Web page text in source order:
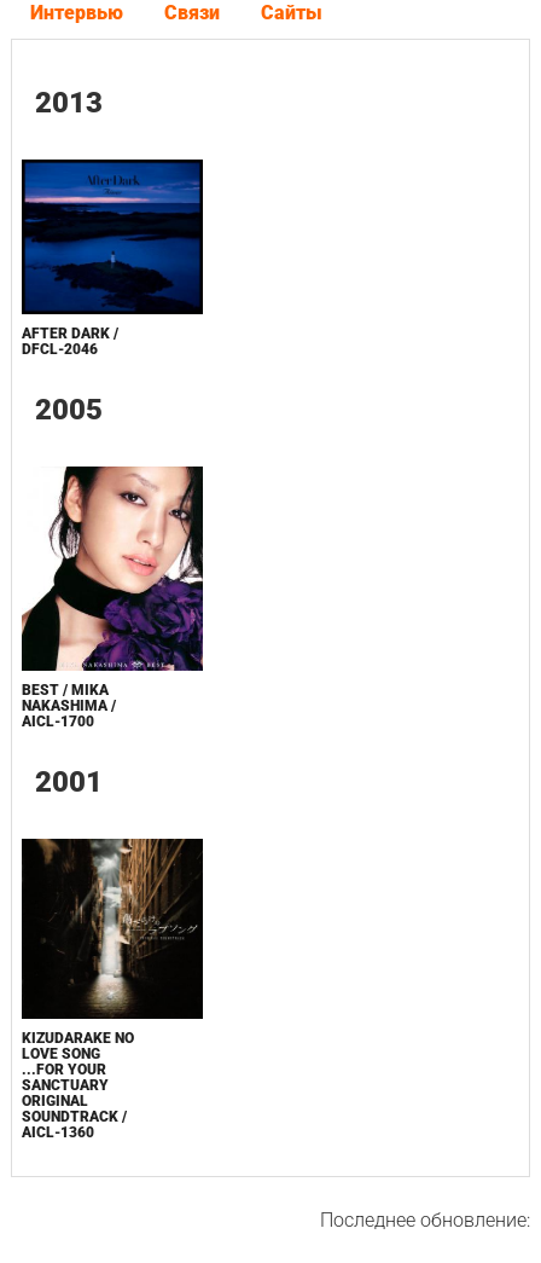
Интервью Связи Сайты
2013
AFTER DARK /
DFCL-2046
2005
BEST / MIKA
NAKASHIMA /
AICL-1700
2001
KIZUDARAKE NO
LOVE SONG
...FOR YOUR
SANCTUARY
ORIGINAL
SOUNDTRACK /
AICL-1360
Последнее обновление: